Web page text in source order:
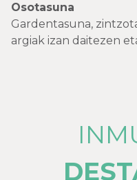
Osotasuna
Gardentasuna,
argiak izan daitezen